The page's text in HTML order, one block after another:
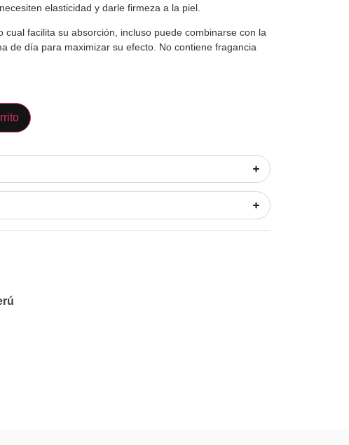
elasticidad y darle firmeza a la piel.
cual facilita su absorción, incluso puede combinarse con la
de día para maximizar su efecto. No contiene fragancia